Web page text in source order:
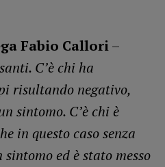
Fabio Callori–
C’è chi ha
risultando negativo,
sintomo. C’è chi è
in questo caso senza
ed è stato messo